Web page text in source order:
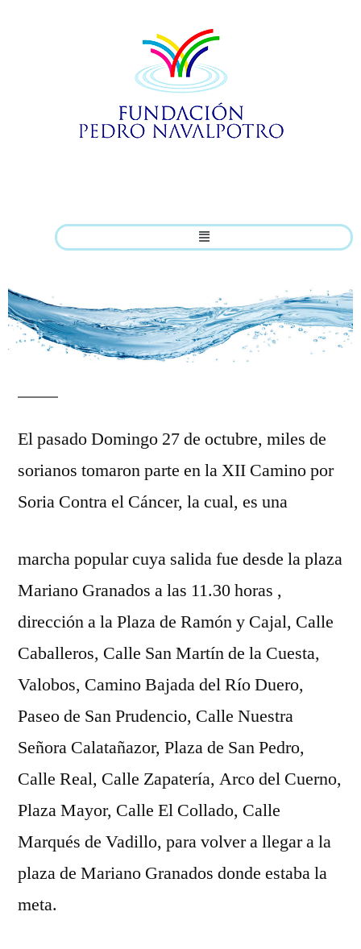
El pasado Domingo 27 de octubre, miles de
sorianos tomaron parte en la XII Camino por
Soria Contra el Cáncer, la cual, es una
marcha popular cuya salida fue desde la plaza
Mariano Granados a las 11.30 horas ,
dirección a la Plaza de Ramón y Cajal, Calle
Caballeros, Calle San Martín de la Cuesta,
Valobos, Camino Bajada del Río Duero,
Paseo de San Prudencio, Calle Nuestra
Señora Calatañazor, Plaza de San Pedro,
Calle Real, Calle Zapatería, Arco del Cuerno,
Plaza Mayor, Calle El Collado, Calle
Marqués de Vadillo, para volver a llegar a la
plaza de Mariano Granados donde estaba la
meta.